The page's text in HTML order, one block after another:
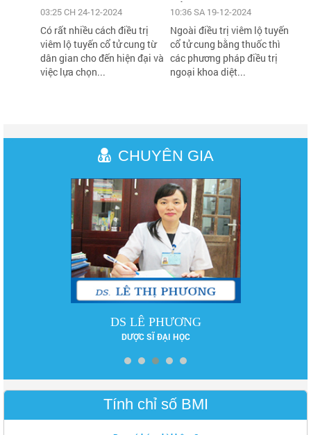
03:25 CH 24-12-2024
Có rất nhiều cách điều trị
viêm lộ tuyến cổ tử cung từ
dân gian cho đến hiện đại và
việc lựa chọn...
cổ tử cung
10:36 SA 19-12-2024
Ngoài điều trị viêm lộ tuyến
cổ tử cung bằng thuốc thì
các phương pháp điều trị
ngoại khoa diệt...
CHUYÊN GIA
DS LÊ PHƯƠNG
DƯỢC SĨ ĐẠI HỌC
Tính chỉ số BMI